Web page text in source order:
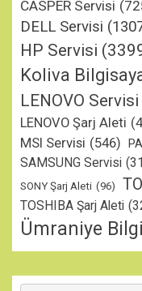
CASPER Servisi
DELL Servisi
HP Servisi
Koliva
LENOVO Servisi
LENOVO Şarj Aleti
MSI Servisi (546)
SAMSUNG Servisi
SONY Şarj Aleti (96)
TOSHIBA Şarj Aleti
Ümraniye